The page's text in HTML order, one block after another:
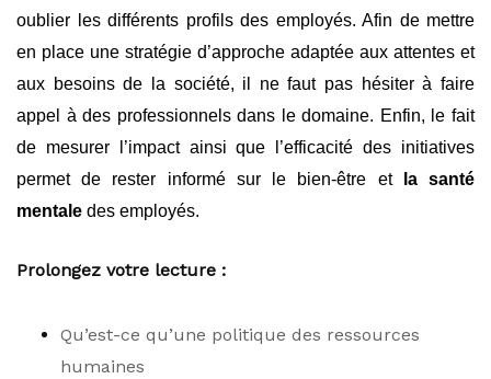
oublier les différents profils des employés. Afin de mettre
en place une stratégie d’approche adaptée aux attentes et
aux besoins de la société, il ne faut pas hésiter à faire
appel à des professionnels dans le domaine. Enfin, le fait
de mesurer l’impact ainsi que l’efficacité des initiatives
permet de rester informé sur le bien-être et
la santé
mentale des employés.
Prolongez votre lecture :
Qu’est-ce qu’une politique des ressources
humaines